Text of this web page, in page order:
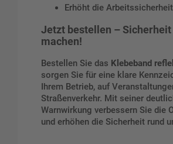
Erhöht die
Jetzt bestellen –
machen!
Bestellen Sie das Klebeband
sorgen Sie für eine klare
Ihrem Betrieb, auf
Straßenverkehr. Mit seiner
Warnwirkung verbessern Sie die
und erhöhen die Sicherheit rund